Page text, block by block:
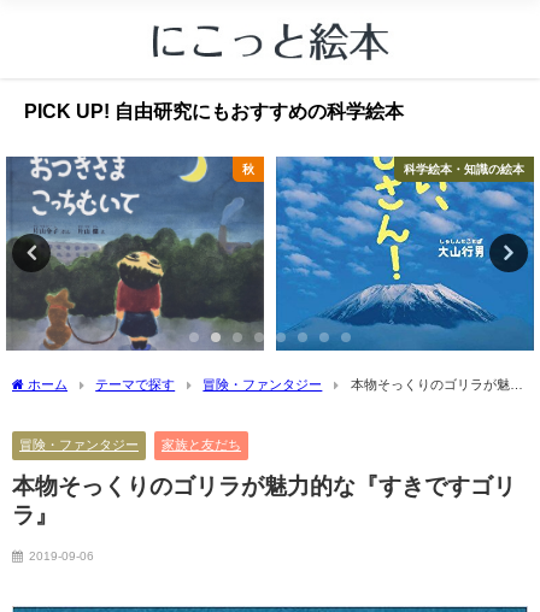
PICK UP! 自由研究にもおすすめの科学絵本
秋 科学絵本・知識の絵本
ホーム テーマで探す 冒険・ファンタジー
本物そっくりのゴリラが魅力
冒険・ファンタジー 家族と友だち
本物そっくりのゴリラが魅力的な『すきですゴリ
ラ』
2019-09-06